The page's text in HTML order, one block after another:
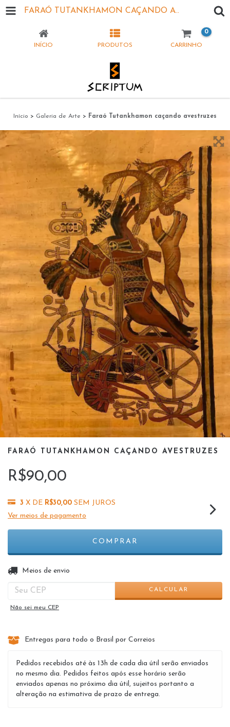
FARAÓ TUTANKHAMON CAÇANDO AVESTRUZES
INÍCIO PRODUTOS CARRINHO
0
Início > Galeria de Arte > Faraó Tutankhamon caçando avestruzes
FARAÓ TUTANKHAMON CAÇANDO AVESTRUZES
R$90,00
3 X DE R$30,00 SEM JUROS
Ver meios de pagamento
Entregas para o CEP:
Meios de envio
CALCULAR
Não sei meu CEP
Entregas para todo o Brasil por Correios
Pedidos recebidos até às 13h de cada dia útil serão enviados
no mesmo dia. Pedidos feitos após esse horário serão
enviados apenas no próximo dia útil, sujeitos portanto a
alteração na estimativa de prazo de entrega.